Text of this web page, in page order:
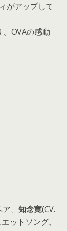
がアップして
OVAの感動
、 知念寛(CV.
ットソング。